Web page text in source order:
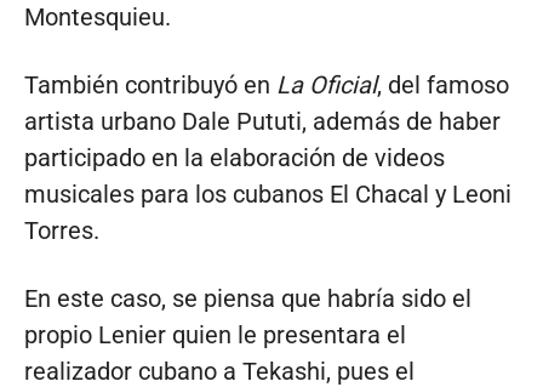
Montesquieu.
También contribuyó en La Oficial, del famoso
artista urbano Dale Pututi, además de haber
participado en la elaboración de videos
musicales para los cubanos El Chacal y Leoni
Torres.
En este caso, se piensa que habría sido el
propio Lenier quien le presentara el
realizador cubano a Tekashi, pues el